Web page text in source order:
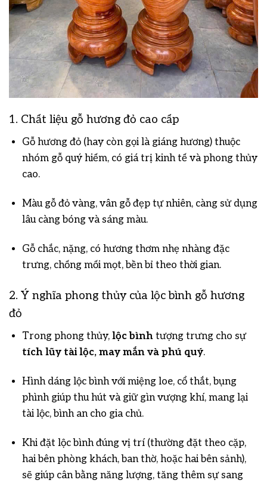
1. Chất liệu gỗ hương đỏ cao cấp
Gỗ hương đỏ (hay còn gọi là giáng hương) thuộc
nhóm gỗ quý hiếm, có giá trị kinh tế và phong thủy
cao.
Màu gỗ đỏ vàng, vân gỗ đẹp tự nhiên, càng sử dụng
lâu càng bóng và sáng màu.
Gỗ chắc, nặng, có hương thơm nhẹ nhàng đặc
trưng, chống mối mọt, bền bỉ theo thời gian.
2. Ý nghĩa phong thủy của lộc bình gỗ hương
đỏ
Trong phong thủy,lộc bình tượng trưng cho sự
tích lũy tài lộc, may mắn và phú quý.
Hình dáng lộc bình với miệng loe, cổ thắt, bụng
phình giúp thu hút và giữ gìn vượng khí, mang lại
tài lộc, bình an cho gia chủ.
Khi đặt lộc bình đúng vị trí (thường đặt theo cặp,
hai bên phòng khách, ban thờ, hoặc hai bên sảnh),
sẽ giúp cân bằng năng lượng, tăng thêm sự sang